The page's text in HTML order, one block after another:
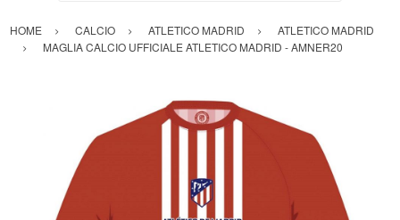
HOME CALCIO ATLETICO MADRID
ATLETICO MADRID
MAGLIA CALCIO UFFICIALE ATLETICO MADRID - AMNER20